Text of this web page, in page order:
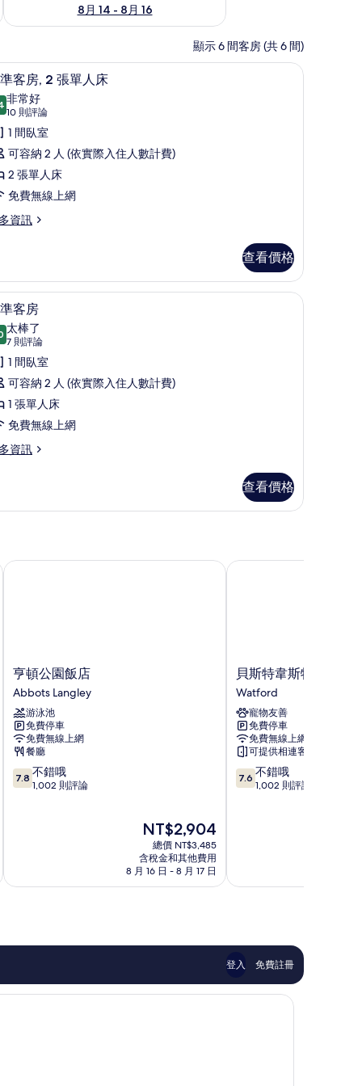
8月 14 - 8月 16
顯示 6 間客房 (共 6 間)
、書桌、筆電工作空間、隔音 客房內保險箱、書桌、筆電工作空間、隔音
6 客房, 2 張單人床
分，滿分 10 分
非常好
10 則評論
(10
則
評
論)
1 間臥室
可容納 2 人 (依實際入住人數計費)
2 張單人床
免費無線上網
資訊
查看價格
標準客房 | 客房內保險箱、書桌、筆電工作空
4客房
分，滿分 10 分
太棒了
7 則評論
(7
則
評
論)
1 間臥室
可容納 2 人 (依實際入住人數計費)
1 張單人床
免費無線上網
資訊
查看價格
亨
頓
公
園
飯
店
Abbots
Langley
亨頓公園飯店
Abbots Langley
游泳池
免費停車
免費無線上網
餐廳
7.8
分，
哦，
論
7.8 不錯哦
1,002 則評論
現
價
格
為
NT$2,904
總價 NT$3,485
含稅金和其他費用
8 月 16 日 - 8 月 17 日
亨頓公園飯店
貝
斯
特
韋
斯
特
白
宮
飯
貝斯特韋斯特白宮飯
Watford
寵物友善
免費停車
免費無線上網
可提供相連客房
7.6
分，
哦，
論
7.6 不錯哦
1,002 則評論
貝斯特韋斯特白宮飯店
登入 免費註冊